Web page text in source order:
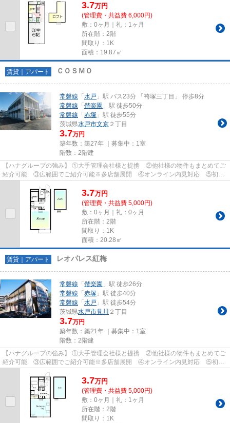
3.7万円
(管理費・共益費 6,000円)
敷：0ヶ月｜礼：1ヶ月
所在階：2階
間取り：1K
面積：19.87㎡
賃貸｜アパート ＣＯＳＭＯ
常磐線 「 水戸 」駅 バス23分 「袴塚三丁目」 停歩8分
常磐線 「 偕楽園 」駅 徒歩50分
常磐線 「 赤塚 」駅 徒歩55分
茨城県水戸市文京 ２丁目
3.7万円
築年数：築27年 ｜募集中： 1室
階数：2階建
【ハナグループの強み】 ①大手管理会社様と提携 ②他社様の物件もまとめてご
紹介可能 ③広範囲でご紹介可能※多店舗展開 ④オンライン内見対応 ⑤初期
費用クレジット決済対応 【お部屋...
3.7万円
(管理費・共益費 5,000円)
敷：0ヶ月｜礼：0ヶ月
所在階：2階
間取り：1K
面積：20.28㎡
賃貸｜アパート レオパレス紅梅
常磐線 「 偕楽園 」駅 徒歩26分
常磐線 「 赤塚 」駅 徒歩40分
常磐線 「 水戸 」駅 徒歩54分
茨城県水戸市見川 ２丁目
3.7万円
築年数：築21年 ｜募集中： 1室
階数：2階建
【ハナグループの強み】 ①大手管理会社様と提携 ②他社様の物件もまとめてご
紹介可能 ③広範囲でご紹介可能※多店舗展開 ④オンライン内見対応 ⑤初期
費用クレジット決済対応 【お部屋...
3.7万円
(管理費・共益費 5,000円)
敷：0ヶ月｜礼：1ヶ月
所在階：2階
間取り：1K